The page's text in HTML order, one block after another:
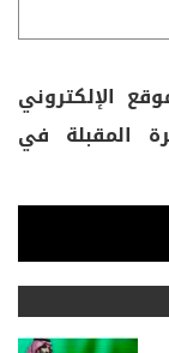
الإلكتروني
المقبلة في